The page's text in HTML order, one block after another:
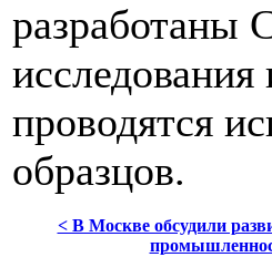
разработаны
проводятся
образцов.
< В Москве обсудили